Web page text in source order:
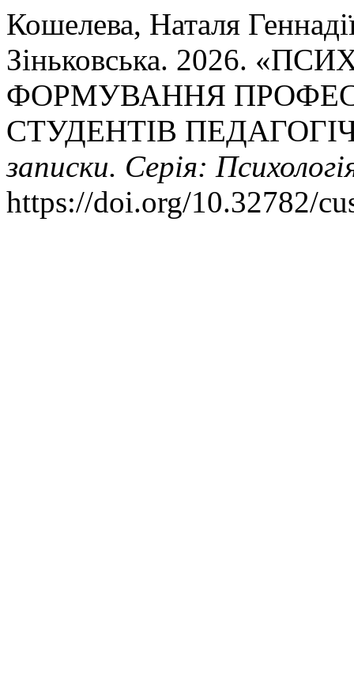
Кошелева, Наталя
Зіньковська. 2026.
ФОРМУВАННЯ
СТУДЕНТІВ
записки. Серія:
https://doi.org/10.32782/